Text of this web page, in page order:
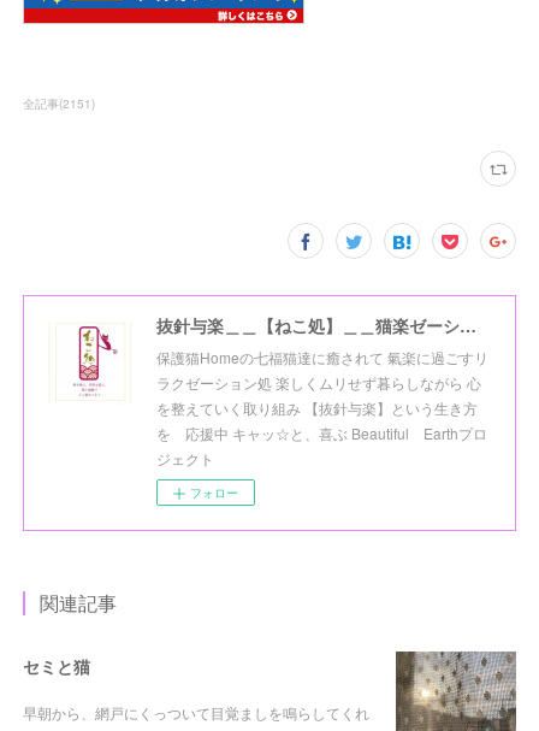
全記事(2151)
抜針与楽＿＿【ねこ処】＿＿猫楽ゼーションHome☆
保護猫Homeの七福猫達に癒されて 氣楽に過ごすリ
ラクゼーション処 楽しくムリせず暮らしながら 心
を整えていく取り組み 【抜針与楽】という生き方
を 応援中 キャッ☆と、喜ぶ Beautiful Earthプロ
ジェクト
フォロー
関連記事
セミと猫
早朝から、網戸にくっついて目覚ましを鳴らしてくれ